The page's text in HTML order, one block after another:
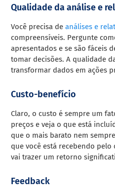
Qualidade da análise e
Você precisa deanálises e
compreensíveis. Pergunte
apresentados e se são fáceis
tomar decisões. A qualidade
transformar dados em ações
Custo-benefício
Claro, o custo é sempre um
preços e veja o que está
que o mais barato nem
que você está recebendo
vai trazer um retorno
Feedback